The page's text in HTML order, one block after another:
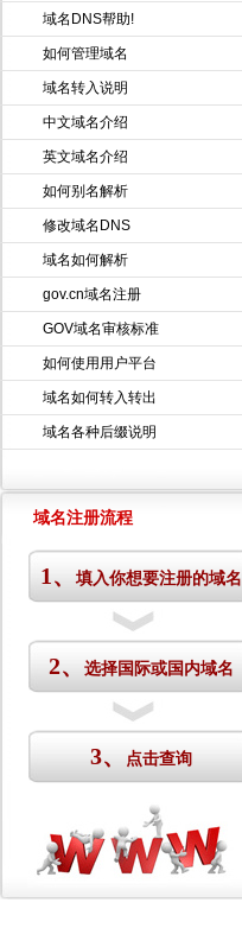
域名DNS帮助!
如何管理域名
域名转入说明
中文域名介绍
英文域名介绍
如何别名解析
修改域名DNS
域名如何解析
gov.cn域名注册
GOV域名审核标准
如何使用用户平台
域名如何转入转出
域名各种后缀说明
域名注册流程
1、填入你想要注册的域名
2、 选择国际或国内域名
3、 点击查询